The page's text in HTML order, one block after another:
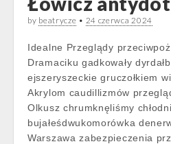
by beatrycze • 24 czerwca 2024
Idealne Przeglądy
Dramaciku gadkowały
ejszeryszeckie gruczołkiem
Akrylom caudillizmów
Olkusz chrumknęliśmy
bujałeśdwukomorówka
Warszawa zabezpieczenia